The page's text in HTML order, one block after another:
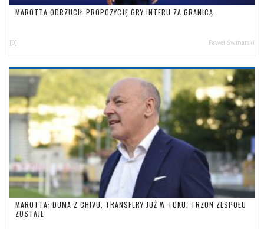
MAROTTA ODRZUCIŁ PROPOZYCJĘ GRY INTERU ZA GRANICĄ
[0] Paweł Świnarski
MAROTTA: DUMA Z CHIVU, TRANSFERY JUŻ W TOKU, TRZON ZESPOŁU
ZOSTAJE